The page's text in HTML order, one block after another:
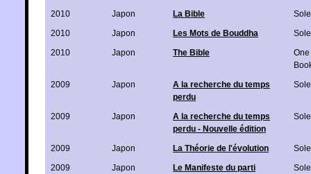
2010
Japon La Bible
2010
Japon Les Mots de Bouddha
2010
Japon The Bible
2009
Japon
A la recherche du temps
perdu
2009 Japon
A la recherche du temps
perdu - Nouvelle édition
2009 Japon La Théorie de l'évolution
2009
Japon
Le Manifeste du parti